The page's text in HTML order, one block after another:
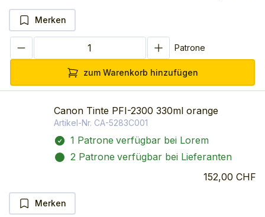
Merken
Patrone
zum Warenkorb hinzufügen
Canon Tinte PFI-2300 330ml orange
Artikel-Nr. CA-5283C001
1 Patrone verfügbar bei Lorem
2 Patrone verfügbar bei Lieferanten
152,00 CHF
Merken